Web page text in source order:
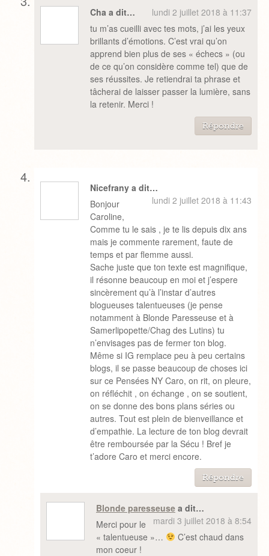
Cha a dit…
lundi 2 juillet 2018 à 11:37
tu m’as cueilli avec tes mots, j’ai les yeux
brillants d’émotions. C’est vrai qu’on
apprend bien plus de ses « échecs » (ou
de ce qu’on considère comme tel) que de
ses réussites. Je retiendrai ta phrase et
tâcherai de laisser passer la lumière, sans
la retenir. Merci !
Répondre
Nicefrany a dit…
lundi 2 juillet 2018 à 11:43
Bonjour
Caroline,
Comme tu le sais , je te lis depuis dix ans
mais je commente rarement, faute de
temps et par flemme aussi.
Sache juste que ton texte est magnifique,
il résonne beaucoup en moi et j’espere
sincèrement qu’à l’instar d’autres
blogueuses talentueuses (je pense
notamment à Blonde Paresseuse et à
Samerlipopette/Chag des Lutins) tu
n’envisages pas de fermer ton blog.
Même si IG remplace peu à peu certains
blogs, il se passe beaucoup de choses ici
sur ce Pensées NY Caro, on rit, on pleure,
on réfléchit , on échange , on se soutient,
on se donne des bons plans séries ou
autres. Tout est plein de bienveillance et
d’empathie. La lecture de ton blog devrait
être remboursée par la Sécu ! Bref je
t’adore Caro et merci encore.
Répondre
Blonde paresseusea dit…
mardi 3 juillet 2018 à 8:54
Merci pour le
« talentueuse »…
C’est chaud dans
mon coeur !